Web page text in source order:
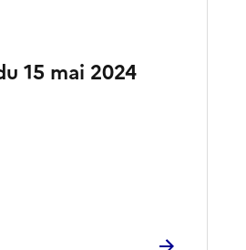
15 mai 2024